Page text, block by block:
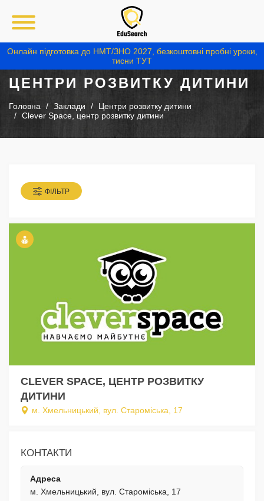
Онлайн підготовка до НМТ/ЗНО 2027, безкоштовні пробні уроки,
тисни ТУТ
ЦЕНТРИ РОЗВИТКУ ДИТИНИ
Головна Заклади
Центри розвитку дитини
Clever Space, центр розвитку дитини
ФІЛЬТР
CLEVER SPACE, ЦЕНТР РОЗВИТКУ
ДИТИНИ
м. Хмельницький, вул. Староміська, 17
КОНТАКТИ
Адреса
м. Хмельницький, вул. Староміська, 17